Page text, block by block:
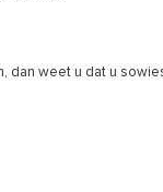
dan weet u dat u